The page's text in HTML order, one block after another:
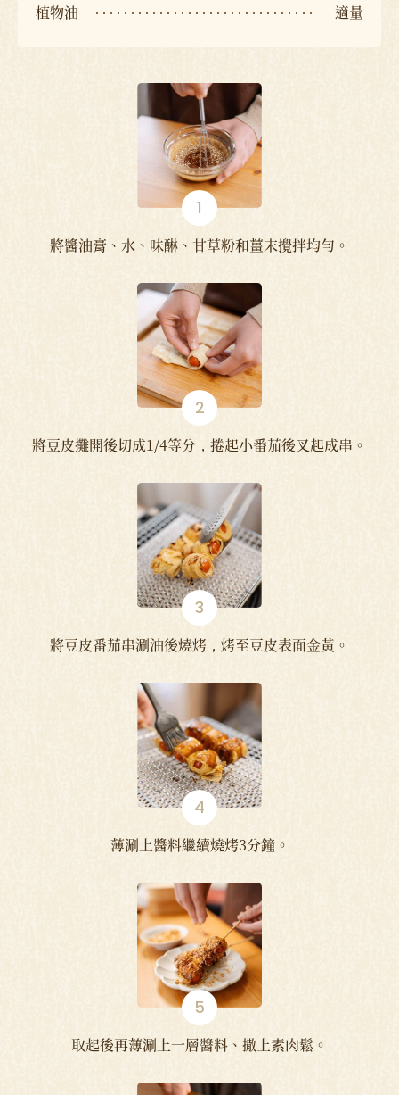
植物油
適量
將醬油膏、水、味醂、甘草粉和薑末攪拌均勻。
將豆皮攤開後切成1/4等分，捲起小番茄後叉起成串。
將豆皮番茄串涮油後燒烤，烤至豆皮表面金黃。
薄涮上醬料繼續燒烤3分鐘。
取起後再薄涮上一層醬料、撒上素肉鬆。